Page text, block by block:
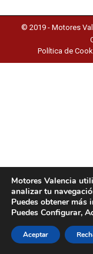
© 2019 - Motores
Política de
Motores Valencia
analizar tu
Puedes obtener más
Puedes Configurar,
Aceptar